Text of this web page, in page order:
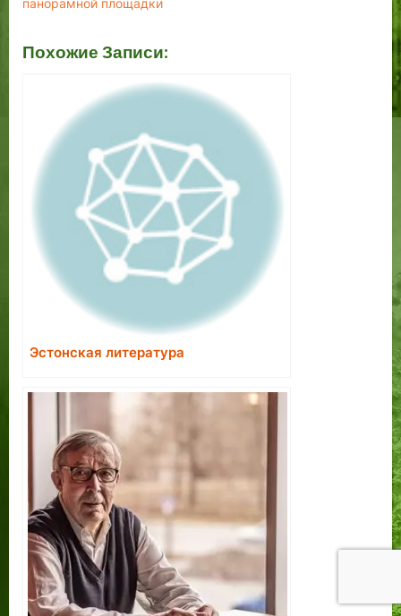
панорамной площадки
Похожие Записи:
Эстонская литература